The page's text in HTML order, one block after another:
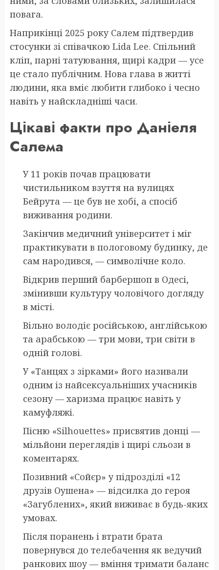
повага.
Наприкінці 2025 року Салем підтвердив
стосунки зі співачкою Lida Lee. Спільний
кліп, парні татуювання, щирі кадри — усе
це стало публічним. Нова глава в житті
людини, яка вміє любити глибоко і чесно
навіть у найскладніші часи.
Цікаві факти про Даніеля
Салема
У 11 років почав працювати
чистильником взуття на вулицях
Бейрута — це був не хобі, а спосіб
виживання родини.
Закінчив медичний університет і міг
практикувати в пологовому будинку, де
сам народився, — символічне коло.
Відкрив перший барбершоп в Одесі,
змінивши культуру чоловічого догляду
в місті.
Вільно володіє російською, англійською
та арабською — три мови, три світи в
одній голові.
У «Танцях з зірками» його називали
одним із найсексуальніших учасників
сезону — харизма працює навіть у
камуфляжі.
Пісню «Silhouettes» присвятив донці —
мільйони переглядів і щирі сльози в
коментарях.
Позивний «Сойєр» у підрозділі «12
друзів Оушена» — відсилка до героя
«Загублених», який виживає в будь-яких
умовах.
Після поранень і втрати брата
повернувся до телебачення як ведучий
ранкових шоу — вміння тримати баланс